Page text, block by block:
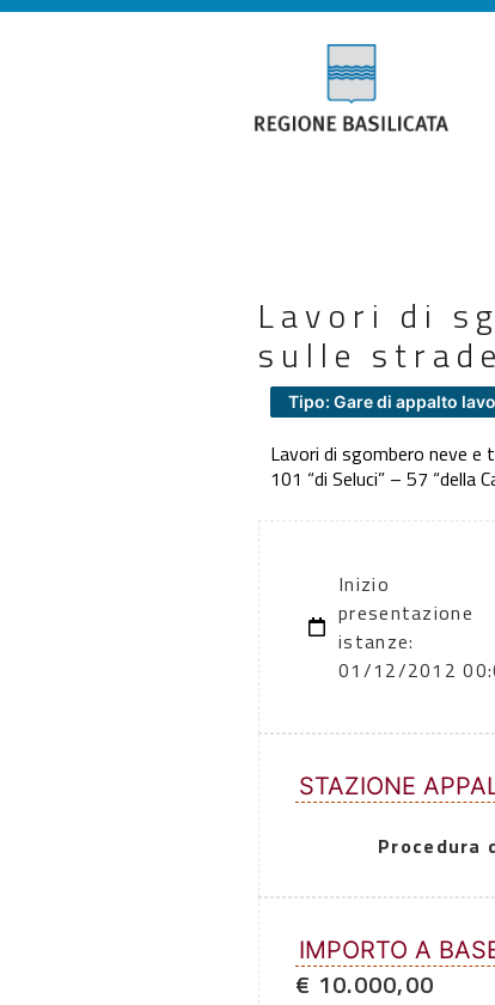
Lavori di
sulle
Tipo: Gare di appalto
Lavori di sgombero neve e
101 “di Seluci” – 57 “della
Inizio
presentazione
istanze:
01/12/2012
STAZIONE
Procedura
IMPORTO A
€ 10.000,00